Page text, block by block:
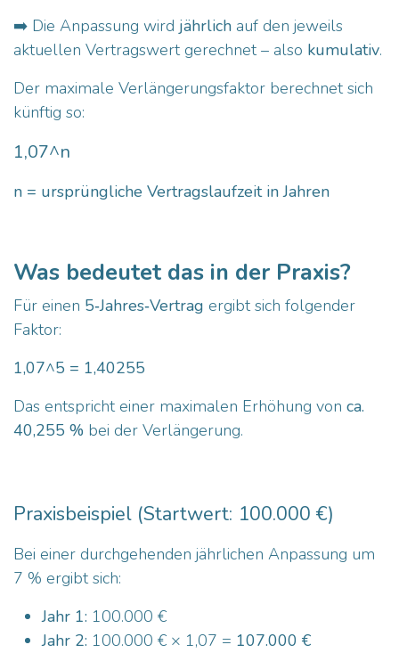
➡️ Die Anpassung wird jährlich auf den jeweils
aktuellen Vertragswert gerechnet – also kumulativ.
Der maximale Verlängerungsfaktor berechnet sich
künftig so:
1,07^n
n = ursprüngliche Vertragslaufzeit in Jahren
Was bedeutet das in der Praxis?
Für einen 5‑Jahres‑Vertrag ergibt sich folgender
Faktor:
1,07^5 = 1,40255
Das entspricht einer maximalen Erhöhung von ca.
40,255 % bei der Verlängerung.
Praxisbeispiel (Startwert: 100.000 €)
Bei einer durchgehenden jährlichen Anpassung um
7 % ergibt sich:
Jahr 1: 100.000 €
Jahr 2: 100.000 € × 1,07 = 107.000 €